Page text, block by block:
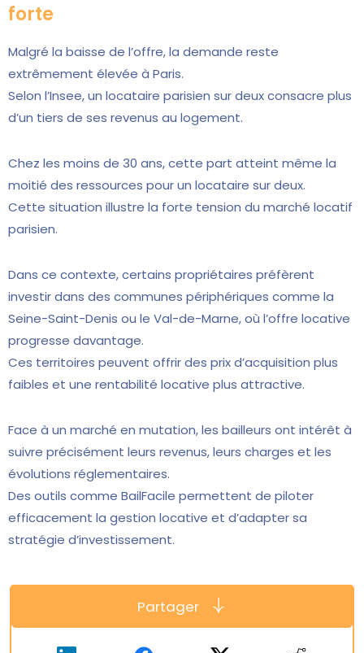
forte
Malgré la baisse de l’offre, la demande reste
extrêmement élevée à Paris.
Selon l’Insee, un locataire parisien sur deux consacre plus
d’un tiers de ses revenus au logement.
Chez les moins de 30 ans, cette part atteint même la
moitié des ressources pour un locataire sur deux.
Cette situation illustre la forte tension du marché locatif
parisien.
Dans ce contexte, certains propriétaires préfèrent
investir dans des communes périphériques comme la
Seine-Saint-Denis ou le Val-de-Marne, où l’offre locative
progresse davantage.
Ces territoires peuvent offrir des prix d’acquisition plus
faibles et une rentabilité locative plus attractive.
Face à un marché en mutation, les bailleurs ont intérêt à
suivre précisément leurs revenus, leurs charges et les
évolutions réglementaires.
Des outils comme BailFacile permettent de piloter
efficacement la gestion locative et d’adapter sa
stratégie d’investissement.
Partager